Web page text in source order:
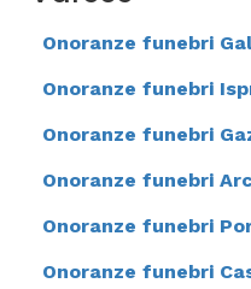
Onoranze funebri
Onoranze funebri
Onoranze funebri
Onoranze funebri
Onoranze funebri
Onoranze funebri